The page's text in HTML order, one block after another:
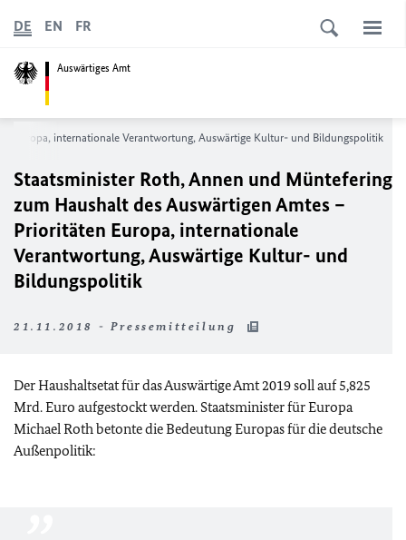
Auswärtiges Amt
DE EN FR
Europa, internationale Verantwortung, Auswärtige Kultur- und Bildungspolitik
Staatsminister Roth, Annen und Müntefering
zum Haushalt des Auswärtigen Amtes –
Prioritäten Europa, internationale
Verantwortung, Auswärtige Kultur- und
Bildungspolitik
21.11.2018 - Pressemitteilung
Der Haushaltsetat für das Auswärtige Amt 2019 soll auf 5,825
Mrd. Euro aufgestockt werden. Staatsminister für Europa
Michael Roth betonte die Bedeutung Europas für die deutsche
Außenpolitik: